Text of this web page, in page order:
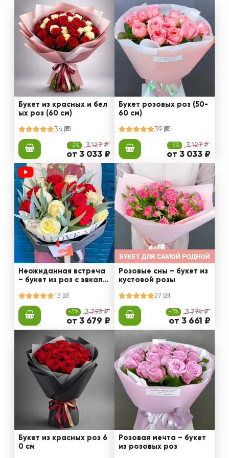
Букет из красных и бел
ых роз (60 см)
34
-3% 3 127 ₽
от 3 033 ₽
Букет розовых роз (50-
60 см)
39
-3% 3 127 ₽
от 3 033 ₽
Неожиданная встреча
– букет из роз с эвкали
13
-3% 3 793 ₽
от 3 679 ₽
Розовые сны – букет из
кустовой розы
27
-3% 3 774 ₽
от 3 661 ₽
Букет из красных роз 6
0 см
Розовая мечта – букет
из розовых роз